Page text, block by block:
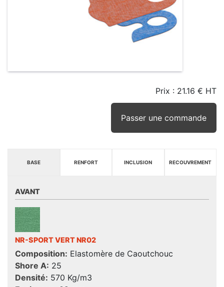
STOCK
Prix : 21.16 € HT
Passer une commande
BASE RENFORT INCLUSION RECOUVREMENT
AVANT
NR-SPORT VERT NR02
Composition: Elastomère de Caoutchouc
Shore A: 25
Densité: 570 Kg/m3